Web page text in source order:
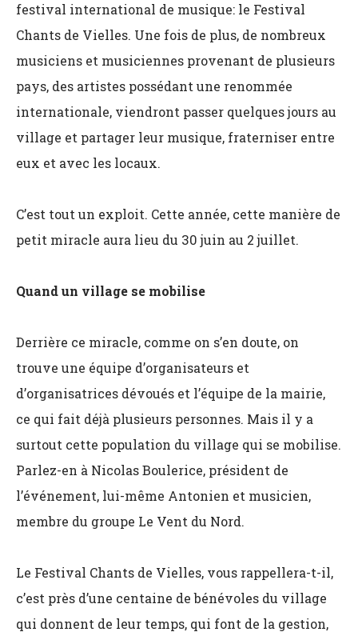
festival international de musique: le Festival
Chants de Vielles. Une fois de plus, de nombreux
musiciens et musiciennes provenant de plusieurs
pays, des artistes possédant une renommée
internationale, viendront passer quelques jours au
village et partager leur musique, fraterniser entre
eux et avec les locaux.
C’est tout un exploit. Cette année, cette manière de
petit miracle aura lieu du 30 juin au 2 juillet.
Quand un village se mobilise
Derrière ce miracle, comme on s’en doute, on
trouve une équipe d’organisateurs et
d’organisatrices dévoués et l’équipe de la mairie,
ce qui fait déjà plusieurs personnes. Mais il y a
surtout cette population du village qui se mobilise.
Parlez-en à Nicolas Boulerice, président de
l’événement, lui-même Antonien et musicien,
membre du groupe Le Vent du Nord.
Le Festival Chants de Vielles, vous rappellera-t-il,
c’est près d’une centaine de bénévoles du village
qui donnent de leur temps, qui font de la gestion,